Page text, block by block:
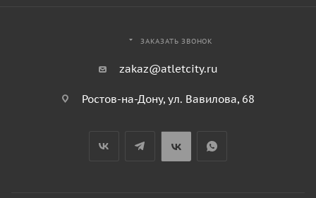
ЗАКАЗАТЬ ЗВОНОК
zakaz@atletcity.ru
Ростов-на-Дону, ул. Вавилова, 68